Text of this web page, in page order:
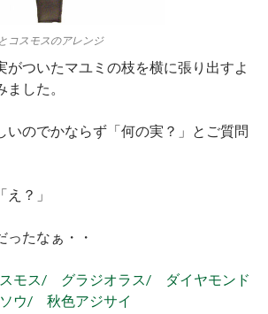
コスモスのアレンジ
がついたマユミの枝を横に張り出すよ
した。
いのでかならず「何の実？」とご質問
え？」
ったなぁ・・
モス/ グラジオラス/ ダイヤモンド
ウ/ 秋色アジサイ